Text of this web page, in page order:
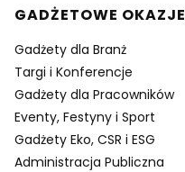
GADŻETOWE OKAZJE
Gadżety dla Branż
Targi i Konferencje
Gadżety dla Pracowników
Eventy, Festyny i Sport
Gadżety Eko, CSR i ESG
Administracja Publiczna